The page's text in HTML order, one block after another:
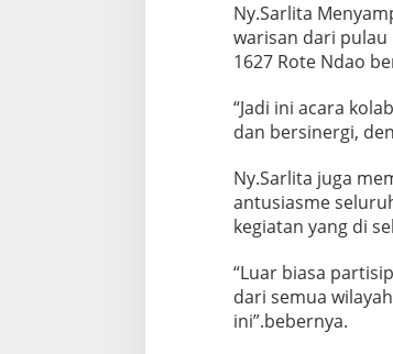
Ny.Sarlita
warisan dari
1627 Rote Ndao
“Jadi ini acara
dan bersinergi,
Ny.Sarlita juga
antusiasme
kegiatan yang di
“Luar biasa
dari semua
ini”.bebernya.